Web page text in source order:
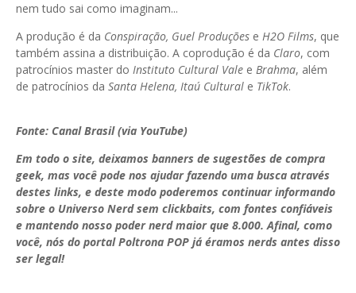
nem tudo sai como imaginam...
A produção é da Conspiração, Guel Produções e H2O Films, que
também assina a distribuição. A coprodução é da Claro, com
patrocínios master do Instituto Cultural Vale e Brahma, além
de patrocínios da Santa Helena, Itaú Cultural e TikTok.
Fonte: Canal Brasil (via YouTube)
Em todo o site, deixamos banners de sugestões de compra
geek, mas você pode nos ajudar fazendo uma busca através
destes links, e deste modo poderemos continuar informando
sobre o Universo Nerd sem clickbaits, com fontes confiáveis
e mantendo nosso poder nerd maior que 8.000. Afinal, como
você, nós do portal Poltrona POP já éramos nerds antes disso
ser legal!